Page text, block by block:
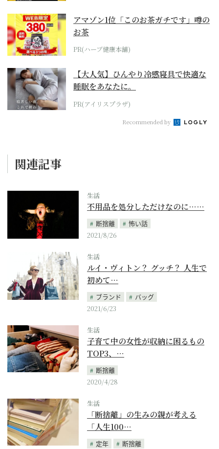
アマゾン1位「このお茶ガチです」噂の
お茶
PR(ハーブ健康本舗)
【大人気】ひんやり冷感寝具で快適な
睡眠をあなたに。
PR(アイリスプラザ)
Recommended by
関連記事
生活
不用品を処分しただけなのに……
断捨離
怖い話
2021/8/26
生活
ルイ・ヴィトン？ グッチ？ 人生で
初めて…
ブランド
バッグ
2021/6/23
生活
子育て中の女性が収納に困るもの
TOP3、…
断捨離
2020/4/28
生活
「断捨離」の生みの親が考える
「人生100…
定年
断捨離